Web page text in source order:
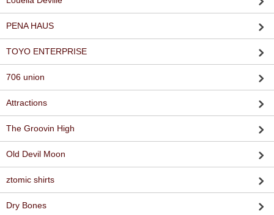
PENA HAUS
TOYO ENTERPRISE
706 union
Attractions
The Groovin High
Old Devil Moon
ztomic shirts
Dry Bones